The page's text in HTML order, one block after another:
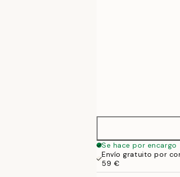
Se hace por encargo
Envío gratuito por
59 €